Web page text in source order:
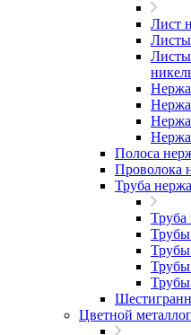
Лист
Полоса
Проволока
Труба
Цветной